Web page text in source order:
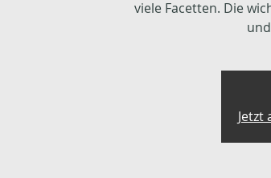
viele Facetten. Die
Jetzt